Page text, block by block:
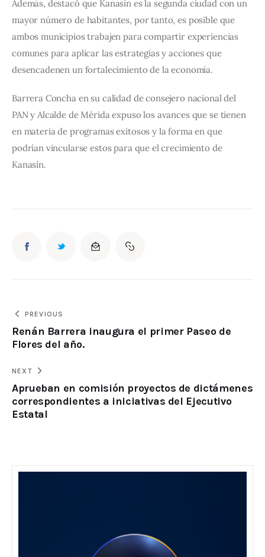
Además, destacó que Kanasín es la segunda ciudad con un
mayor número de habitantes, por tanto, es posible que
ambos municipios trabajen para compartir experiencias
comunes para aplicar las estrategias y acciones que
desencadenen un fortalecimiento de la economía.
Barrera Concha en su calidad de consejero nacional del
PAN y Alcalde de Mérida expuso los avances que se tienen
en materia de programas exitosos y la forma en que
podrían vincularse estos para que el crecimiento de
Kanasín.
PREVIOUS
Renán Barrera inaugura el primer Paseo de
Flores del año.
NEXT
Aprueban en comisión proyectos de dictámenes
correspondientes a iniciativas del Ejecutivo
Estatal